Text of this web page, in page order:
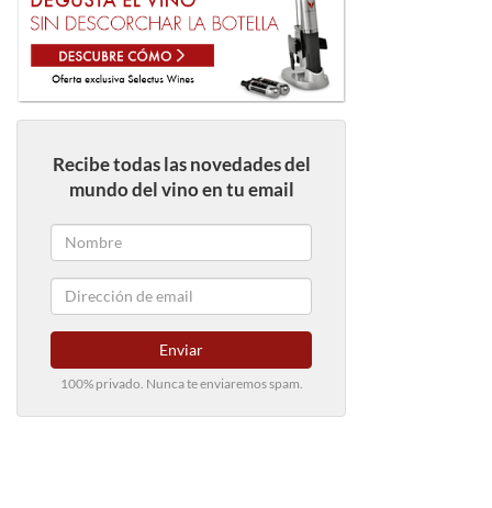
Recibe todas las novedades del
mundo del vino en tu email
Enviar
100% privado. Nunca te enviaremos spam.